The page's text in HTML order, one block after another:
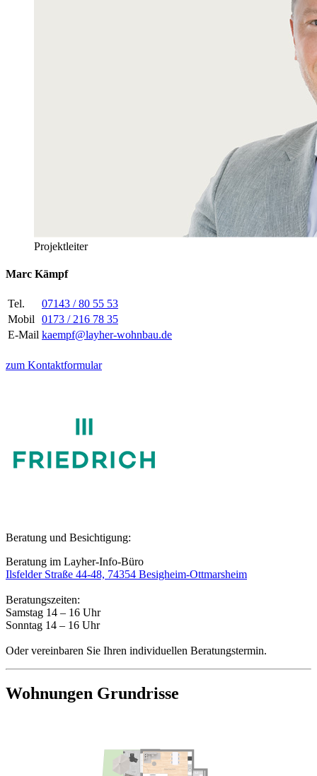
Projektleiter
Marc Kämpf
Tel.
07143 / 80 55 53
Mobil
0173 / 216 78 35
E-Mail kaempf@layher-wohnbau.de
zum Kontaktformular
Beratung und Besichtigung:
Beratung im Layher-Info-Büro
Ilsfelder Straße 44-48, 74354 Besigheim-Ottmarsheim
Beratungszeiten:
Samstag 14 – 16 Uhr
Sonntag 14 – 16 Uhr
Oder vereinbaren Sie Ihren individuellen Beratungstermin.
Wohnungen Grundrisse